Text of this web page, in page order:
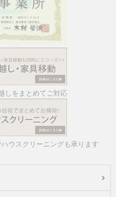
しをまとめてご対応
ウスクリーニングも承ります